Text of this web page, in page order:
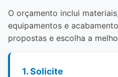
O orçamento inclui
equipamentos e
propostas e escolha a
1. Solicite